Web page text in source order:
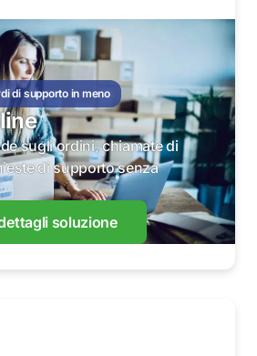
di supporto in meno
sugli ordini, chiamate di
di supporto senza
soluzione